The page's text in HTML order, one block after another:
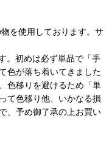
を使用しております。サ
。初めは必ず単品で「手
色が落ち着いてきました
色移りを避けるため「単
て色移り他、いかなる損
、予め御了承の上お買い